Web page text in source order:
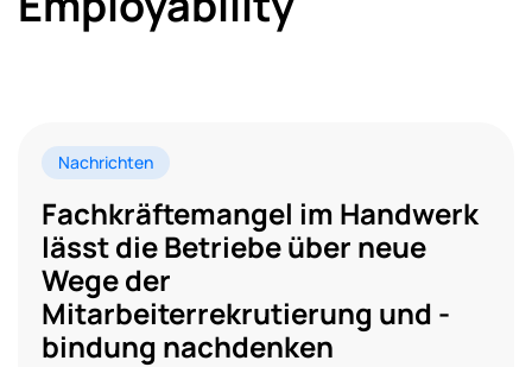
Nachrichten
Fachkräftemangel im Handwerk
lässt die Betriebe über neue
Wege der
Mitarbeiterrekrutierung und -
bindung nachdenken